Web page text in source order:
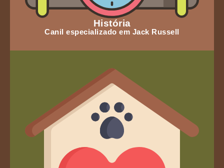
História
Canil especializado em Jack Russell